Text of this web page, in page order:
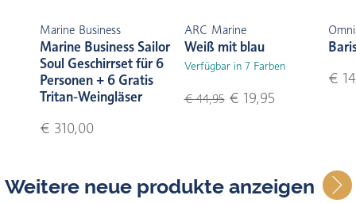
Marine Business
Marine Business Sailor
Soul Geschirrset für 6
Personen + 6 Gratis
Tritan-Weingläser
€ 310,00
ARC Marine
Weiß mit blau
Verfügbar in 7 Farben
€ 44,95€ 19,95
€
Weitere neue produkte anzeigen